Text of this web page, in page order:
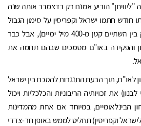
הודיע אמנם רק בדצמבר אותה שנה
חודש חתמו ישראל וקפריסין על סימון הגבול
הימי ביניהן (שכן המרחק בין השתיים קטן מ-400 מיל ימיים), אבל כבר
לבנון והפקידה באו"ם מסמכים שבהם תחמה את
שוב לבנון לאו"ם, תוך הבעת התנגדות להסכם בין ישראל
את זכויותיה הריבוניות והכלכליות ויכול
הבינלאומיים, במיוחד אם אחת מהמדינות
וקפריסין) תחליט לממש באופן חד-צדדי